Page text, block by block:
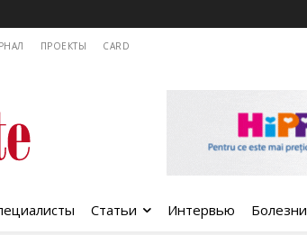
ПРОЕКТЫ CARD
Статьи Интервью Болезни